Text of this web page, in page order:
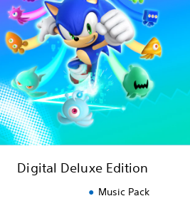
Digital Deluxe Edition
Music Pack